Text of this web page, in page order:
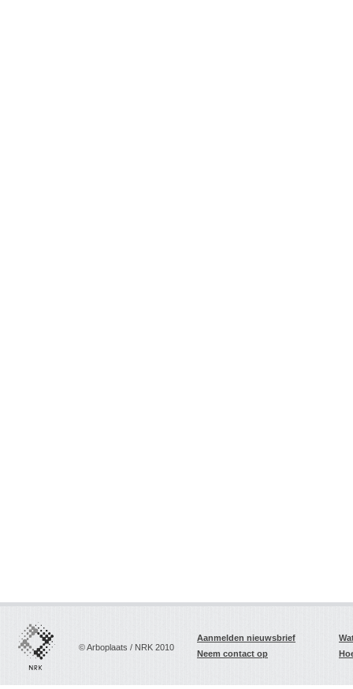
© Arboplaats / NRK 2010
Aanmelden nieuwsbrief
Neem contact op